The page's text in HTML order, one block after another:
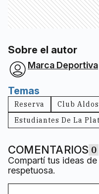
Sobre el autor
Marca Deportiva
Temas
Reserva
Club
Estudiantes De La
COMENTARIOS 0
Compartí tus ideas
respetuosa.